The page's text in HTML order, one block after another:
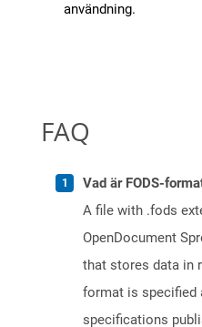
användning.
FAQ
Vad är FODS-
A file with .fods
OpenDocument
that stores data in
format is specified
specifications